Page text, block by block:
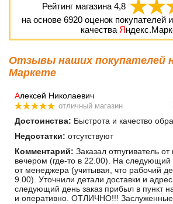
Рейтинг магазина 4,8
на основе 6920 оценок покупателей
качества Я
Отзывы наших покупателей
Маркете
Алексей Николаевич
отличный магазин
Достоинства: Быстрота и качество
Недостатки: отсутствуют
Комментарий: Заказал отпугиватель
вечером (где-то в 22.00). На следующий
от менеджера (учитывая, что рабочий
9.00). Уточнили детали доставки и
следующий день заказ прибыл в пункт
и оперативно. ОТЛИЧНО!!! Заслуженные